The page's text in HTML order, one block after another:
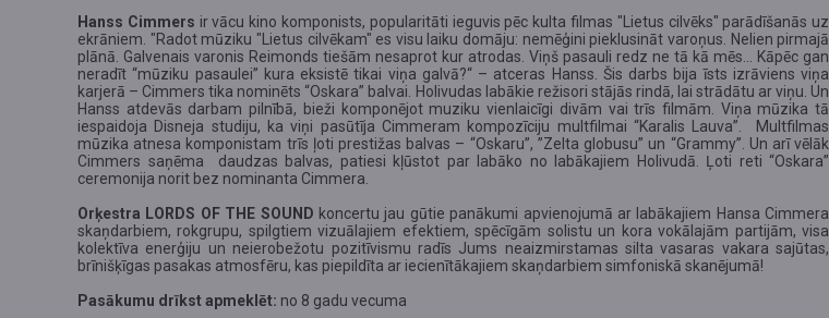
Hanss Cimmers ir vācu kino komponists, popularitāti ieguvis pēc kulta filmas "Lietus cilvēks" parādīšanās uz
ekrāniem. "Radot mūziku "Lietus cilvēkam" es visu laiku domāju: nemēģini pieklusināt varoņus. Nelien pirmajā
plānā. Galvenais varonis Reimonds tiešām nesaprot kur atrodas. Viņš pasauli redz ne tā kā mēs... Kāpēc gan
neradīt “mūziku pasaulei” kura eksistē tikai viņa galvā?“ – atceras Hanss. Šis darbs bija īsts izrāviens viņa
karjerā – Cimmers tika nominēts “Oskara” balvai. Holivudas labākie režisori stājās rindā, lai strādātu ar viņu. Un
Hanss atdevās darbam pilnībā, bieži komponējot muziku vienlaicīgi divām vai trīs filmām. Viņa mūzika tā
iespaidoja Disneja studiju, ka viņi pasūtīja Cimmeram kompozīciju multfilmai “Karalis Lauva”. Multfilmas
mūzika atnesa komponistam trīs ļoti prestižas balvas – “Oskaru”, ”Zelta globusu” un “Grammy”. Un arī vēlāk
Cimmers saņēma daudzas balvas, patiesi kļūstot par labāko no labākajiem Holivudā. Ļoti reti “Oskara”
ceremonija norit bez nominanta Cimmera.
Orķestra LORDS OF THE SOUND koncertu jau gūtie panākumi apvienojumā ar labākajiem Hansa Cimmera
skaņdarbiem, rokgrupu, spilgtiem vizuālajiem efektiem, spēcīgām solistu un kora vokālajām partijām, visa
kolektīva enerģiju un neierobežotu pozitīvismu radīs Jums neaizmirstamas silta vasaras vakara sajūtas,
brīnišķīgas pasakas atmosfēru, kas piepildīta ar iecienītākajiem skaņdarbiem simfoniskā skanējumā!
Pasākumu drīkst apmeklēt: no 8 gadu vecuma